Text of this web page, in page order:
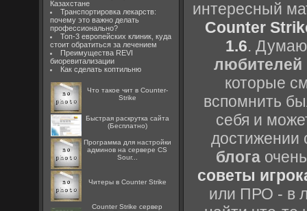
Казахстане
Транспортировка лекарств:
почему это важно делать
профессионально?
Топ-3 европейских клиник, куда
стоит обратиться за лечением
Преимущества REVI
биоревитализации
Как сделать коптильню
Что такое чит в Counter-
Strike
Быстрая раскрутка сайта
(Бесплатно)
Программа для настройки
админов на сервере CS
Sour...
Читеры в Counter Strike
Counter Strike сервер
интересный
Counter
1.6. Думаю
любителей
которые
вспомнить
себя и
достижении
блога
советы
или ПРО - в